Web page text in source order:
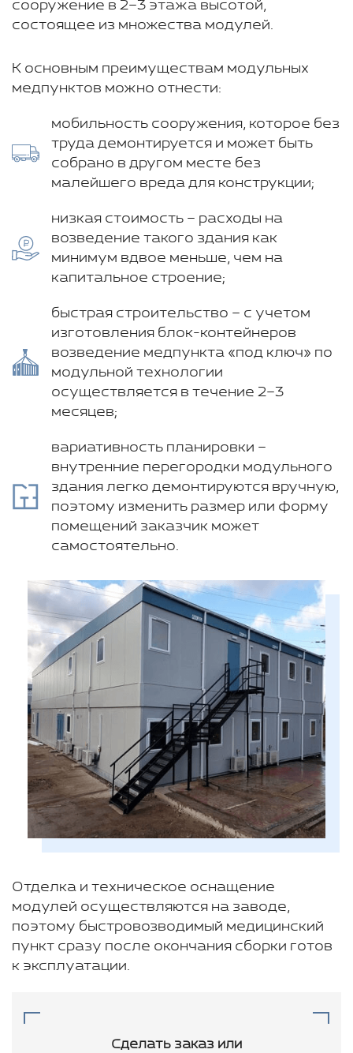
сооружение в 2–3 этажа высотой,
состоящее из множества модулей.
К основным преимуществам модульных
медпунктов можно отнести:
мобильность сооружения, которое без
труда демонтируется и может быть
собрано в другом месте без
малейшего вреда для конструкции;
низкая стоимость – расходы на
возведение такого здания как
минимум вдвое меньше, чем на
капитальное строение;
быстрая строительство – с учетом
изготовления блок-контейнеров
возведение медпункта «под ключ» по
модульной технологии
осуществляется в течение 2–3
месяцев;
вариативность планировки –
внутренние перегородки модульного
здания легко демонтируются вручную,
поэтому изменить размер или форму
помещений заказчик может
самостоятельно.
Отделка и техническое оснащение
модулей осуществляются на заводе,
поэтому быстровозводимый медицинский
пункт сразу после окончания сборки готов
к эксплуатации.
Сделать заказ или